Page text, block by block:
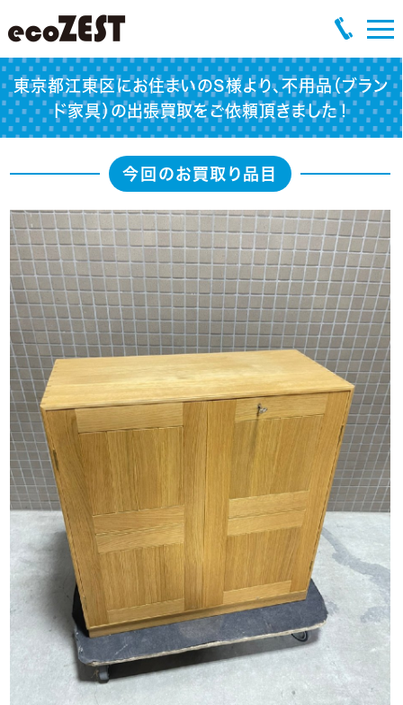
東京都江東区にお住まいのS様より、不用品（ブラン
ド家具）の出張買取をご依頼頂きました！
今回のお買取り品目